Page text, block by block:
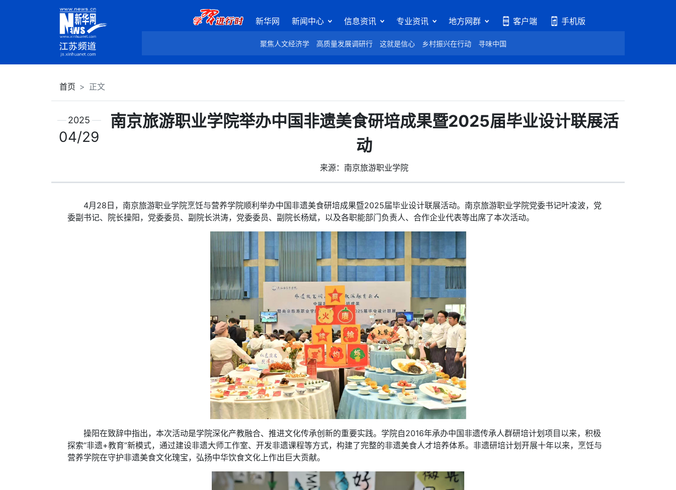
新华网 新闻中心 信息资讯 专业资讯 地方网群 客户端 手机版
聚焦人文经济学 高质量发展调研行 这就是信心 乡村振兴在行动 寻味中国
首页 正文
南京旅游职业学院举办中国非遗美食研培成果暨2025届毕业设计联展活
动
来源：南京旅游职业学院
2025
04/29
4月28日，南京旅游职业学院烹饪与营养学院顺利举办中国非遗美食研培成果暨2025届毕业设计联展活动。南京旅游职业学院党委书记叶凌波，党
委副书记、院长操阳，党委委员、副院长洪涛，党委委员、副院长杨斌，以及各职能部门负责人、合作企业代表等出席了本次活动。
操阳在致辞中指出，本次活动是学院深化产教融合、推进文化传承创新的重要实践。学院自2016年承办中国非遗传承人群研培计划项目以来，积极
探索“非遗+教育”新模式，通过建设非遗大师工作室、开发非遗课程等方式，构建了完整的非遗美食人才培养体系。非遗研培计划开展十年以来，烹饪与
营养学院在守护非遗美食文化瑰宝，弘扬中华饮食文化上作出巨大贡献。